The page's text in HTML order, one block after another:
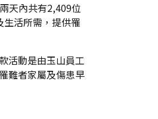
天內共有2,409位
活所需，提供罹
活動是由玉山員工
難者家屬及傷患早